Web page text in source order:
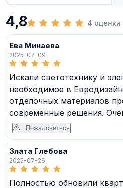
4,8 4 оценки
Ева Минаева
2025-07-09
Искали светотехнику и
необходимое в
отделочных материалов
современные решения.
Пожаловаться
Злата Глебова
2025-07-26
Полностью обновили